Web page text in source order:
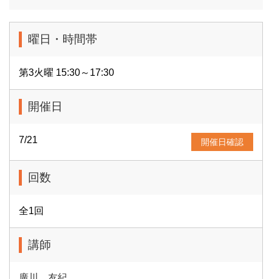
曜日・時間帯
第3火曜 15:30～17:30
開催日
7/21 開催日確認
回数
全1回
講師